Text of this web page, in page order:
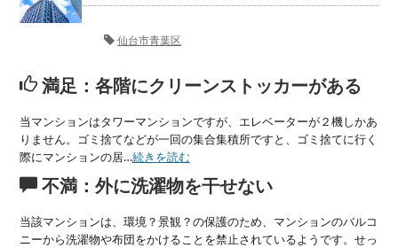
仙台市青葉区
満足：各階にクリーンストッカーがある
当マンションはタワーマンションですが、エレベーターが２機しかあ
りません。ゴミ捨てなどが一回の集合集積所ですと、ゴミ捨てに行く
際にマンションの居…続きを読む
不満：外に洗濯物を干せない
当該マンションは、環境？景観？の保護のため、マンションのバルコ
ニーから洗濯物や布団をかけることを禁止されているようです。せっ